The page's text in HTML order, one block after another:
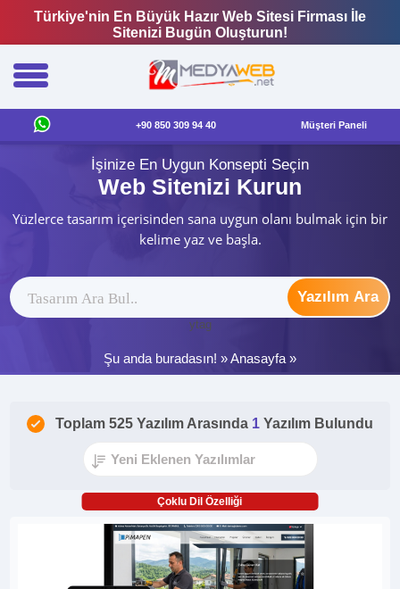
Türkiye'nin En Büyük Hazır Web Sitesi Firması İle
Sitenizi Bugün Oluşturun!
+90 850 309 94 40 Müşteri Paneli
İşinize En Uygun Konsepti Seçin
Web Sitenizi Kurun
Yüzlerce tasarım içerisinden sana uygun olanı bulmak için bir
kelime yaz ve başla.
Yazılım Ara
ytag
Şu anda buradasın! »Anasayfa »
Toplam 525 Yazılım Arasında 1 Yazılım Bulundu
Çoklu Dil Özelliği